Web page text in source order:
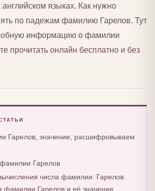
английском языках. Как нужно
по падежам фамилию Гарелов. Тут
информацию о фамилии
прочитать онлайн бесплатно и без
Гарелов, значение, расшифровываем
Гарелов
числа фамилии: Гарелов
фамилии Гарелов и её значение